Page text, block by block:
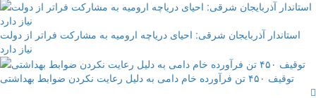
استاندار آذربایجان شرقی: احیای دریاچه ارومیه به مشارکت فراتر از دولت
نیاز دارد
توقیف ۴۵۰ تن فرآورده خام دامی به دلیل رعایت نکردن ضوابط بهداشتی